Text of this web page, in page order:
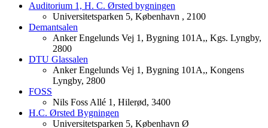
Auditorium 1, H. C. Ørsted bygningen
Universitetsparken 5, København , 2100
Demantsalen
Anker Engelunds Vej 1, Bygning 101A,, Kgs. Lyngby,
2800
DTU Glassalen
Anker Engelunds Vej 1, Bygning 101A,, Kongens
Lyngby, 2800
FOSS
Nils Foss Allé 1, Hilerød, 3400
H.C. Ørsted Bygningen
Universitetsparken 5, København Ø